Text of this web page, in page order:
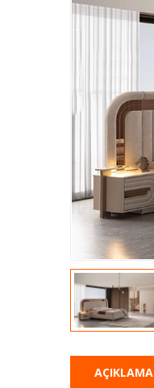
AÇIKLAMA